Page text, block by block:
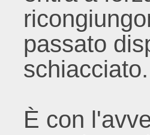
passato
schiacciato.
È con